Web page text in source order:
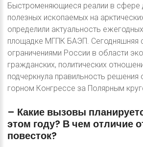
Быстроменяющиеся реалии в сфере
полезных ископаемых на
определили актуальность
площадке МГПК БАЭП. Сегодняшняя
ограничениями России в области
гражданских, политических
подчеркнула правильность
горном Конгрессе за Полярным
– Какие вызовы
этом году? Вчем отличие
повесток?